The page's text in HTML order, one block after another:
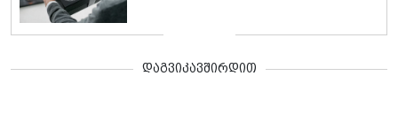
დაგვიკავშირდით